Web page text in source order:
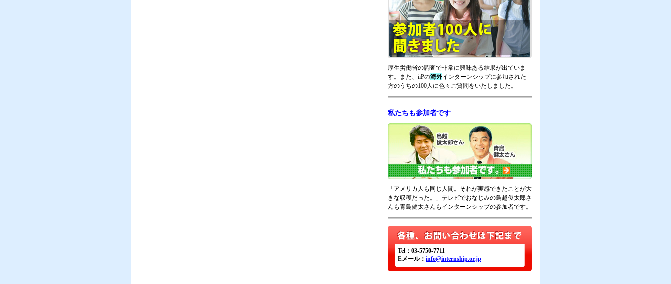
厚生労働省の調査で非常に興味ある結果が出ていま
す。また、iiPの海外インターンシップに参加された
方のうちの100人に色々ご質問をいたしました。
私たちも参加者です
「アメリカ人も同じ人間。それが実感できたことが大
きな収穫だった。」テレビでおなじみの鳥越俊太郎さ
んも青島健太さんもインターンシップの参加者です。
Tel：03-5750-7711
Eメール： info@internship.or.jp